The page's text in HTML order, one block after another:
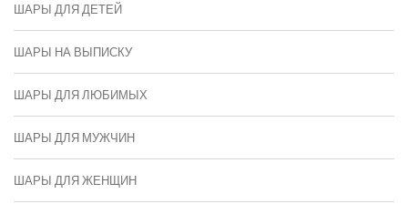
ШАРЫ ДЛЯ ДЕТЕЙ
ШАРЫ НА ВЫПИСКУ
ШАРЫ ДЛЯ ЛЮБИМЫХ
ШАРЫ ДЛЯ МУЖЧИН
ШАРЫ ДЛЯ ЖЕНЩИН